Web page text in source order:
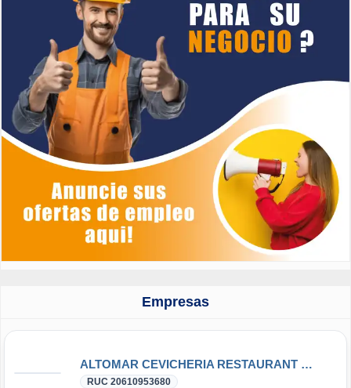
Empresas
ALTOMAR CEVICHERIA RESTAURANT S.A.C.
RUC 20610953680